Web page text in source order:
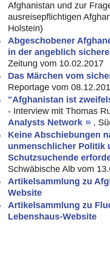
Afghanistan und zur
ausreisepflichtigen
Holstein)
Abgeschobener
in der angeblich
Zeitung vom 10.02.2017
Das Märchen vom
Reportage vom
"Afghanistan ist
- Interview mit Thomas
Analysts Network
,
Keine Abschiebungen
unmenschlicher Politik
Schutzsuchende
Schwäbische Alb vom
Artikelsammlung zu
Website
Artikelsammlung zu
Lebenshaus-Website